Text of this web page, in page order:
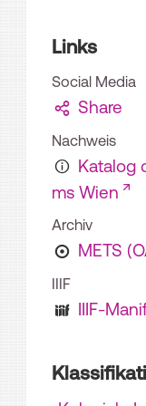
Links
Social Media
Share
Nachweis
Katalog
ms Wien
Archiv
METS
IIIF
IIIF-